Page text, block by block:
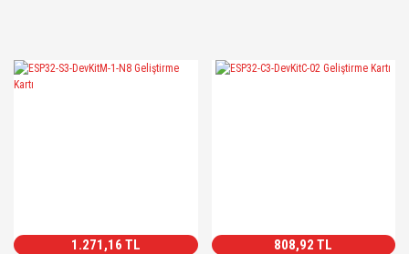
1.271,16 TL 808,92 TL